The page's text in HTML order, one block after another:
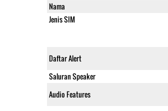
Nama
Jenis SIM
Daftar Alert
Saluran Speaker
Audio Features